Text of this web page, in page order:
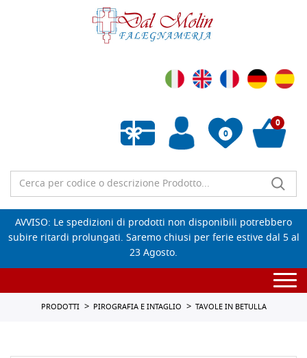
0
Wishlist vuota
0
AVVISO: Le spedizioni di prodotti non disponibili potrebbero
subire ritardi prolungati. Saremo chiusi per ferie estive dal 5 al
23 Agosto.
PRODOTTI PIROGRAFIA E INTAGLIO TAVOLE IN BETULLA